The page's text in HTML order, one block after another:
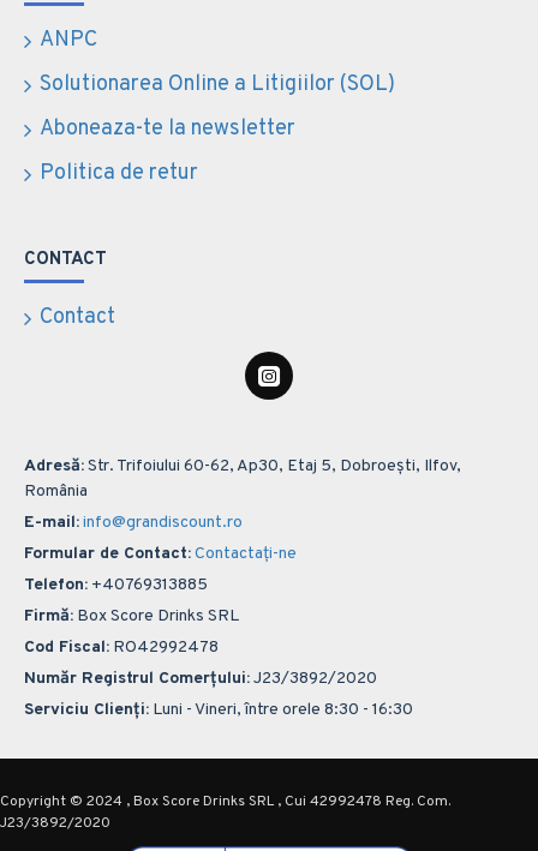
ANPC
Solutionarea Online a Litigiilor (SOL)
Aboneaza-te la newsletter
Politica de retur
CONTACT
Contact
Adresă:Str. Trifoiului 60-62, Ap30, Etaj 5, Dobroești, Ilfov,
România
E-mail:info@grandiscount.ro
Formular de Contact:Contactați-ne
Telefon: +40769313885
Firmă: Box Score Drinks SRL
Cod Fiscal: RO42992478
Număr Registrul Comerțului:J23/3892/2020
Serviciu Clienți: Luni - Vineri, între orele 8:30 - 16:30
Copyright © 2024 , Box Score Drinks SRL , Cui 42992478 Reg. Com.
J23/3892/2020